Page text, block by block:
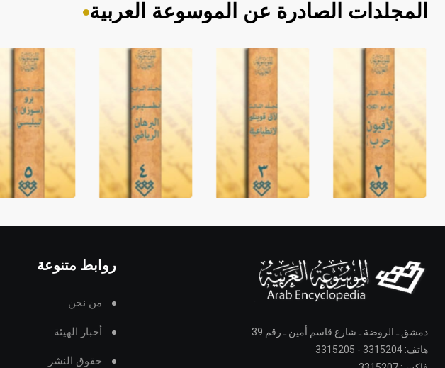
المجلدات الصادرة عن الموسوعة العربية
دمشق ـ الروضة ـ شارع قاسم أمين ـ رقم 39
هاتف: 3315204 - 3315205
روابط متنوعة
من نحن
أخبار الهيئة
حقوق النشر